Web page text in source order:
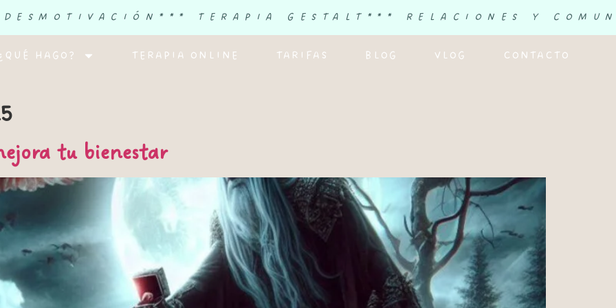
*** TERAPIA GESTALT *** RELACIONES Y
HAGO? TERAPIA ONLINE TARIFAS BLOG VLOG CONTACTO
tu bienestar